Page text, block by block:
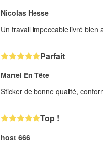
Nicolas Hesse
Un travail impeccable livré bien
Parfait
Martel En Tête
Sticker de bonne qualité,
Top !
host 666